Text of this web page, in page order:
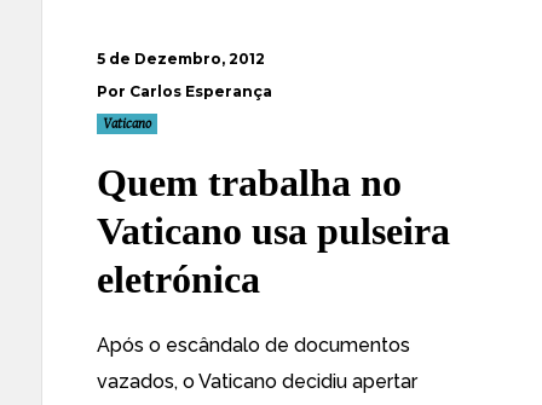
5 de Dezembro, 2012
Por Carlos Esperança
Vaticano
Quem trabalha no
Vaticano usa pulseira
eletrónica
Após o escândalo de documentos
vazados, o Vaticano decidiu apertar